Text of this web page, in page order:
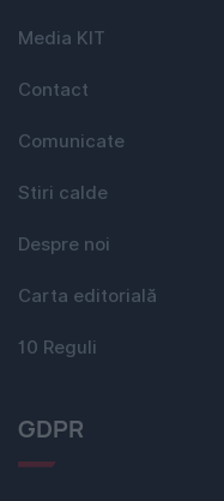
Media KIT
Contact
Comunicate
Stiri calde
Despre noi
Carta editorială
10 Reguli
GDPR